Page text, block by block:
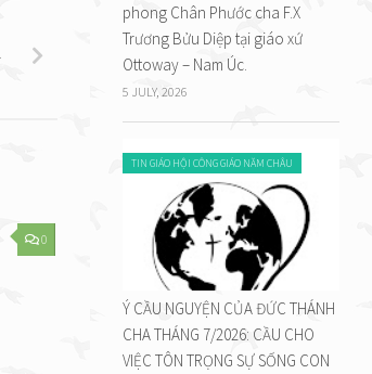
0
phong Chân Phước cha F.X
Trương Bửu Diệp tại giáo xứ
Ottoway – Nam Úc.
5 JULY, 2026
TIN GIÁO HỘI CÔNG GIÁO NĂM CHÂU
Ý CẦU NGUYỆN CỦA ĐỨC THÁNH
CHA THÁNG 7/2026: CẦU CHO
VIỆC TÔN TRỌNG SỰ SỐNG CON